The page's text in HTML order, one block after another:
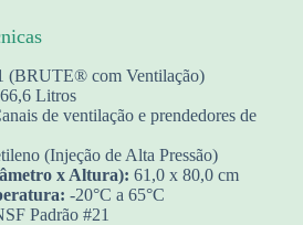
(BRUTE® com Ventilação)
Litros
de ventilação e prendedores de
(Injeção de Alta Pressão)
x Altura): 61,0 x 80,0 cm
-20°C a 65°C
Padrão #21